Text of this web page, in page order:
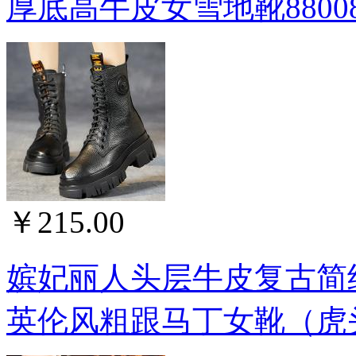
厚底高牛皮女雪地靴
￥215.00
嫔妃丽人头层牛皮复古
英伦风粗跟马丁女靴（